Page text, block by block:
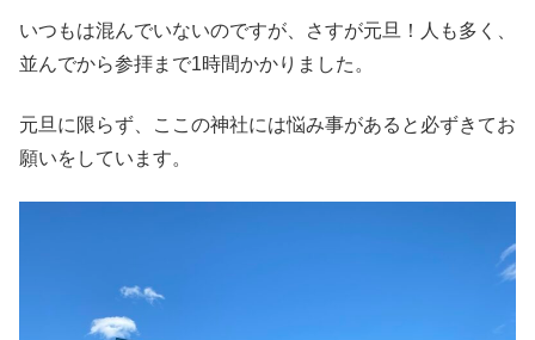
いつもは混んでいないのですが、さすが元旦！人も多く、
並んでから参拝まで1時間かかりました。
元旦に限らず、ここの神社には悩み事があると必ずきてお
願いをしています。